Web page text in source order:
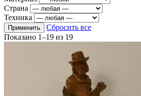
Страна
Техника
Применить
Сбросить все
Показано 1–19 из 19